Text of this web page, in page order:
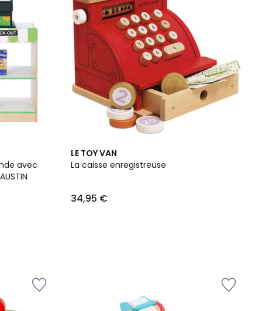
avec
Tapis Roulant & Accessoires, AUSTIN
LE TOY VAN
La caisse enregistreuse
34,95 €